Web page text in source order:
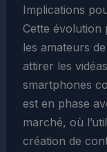
Implications
Cette évolution
les amateurs
attirer les
smartphones
est en phase
marché, où
création de